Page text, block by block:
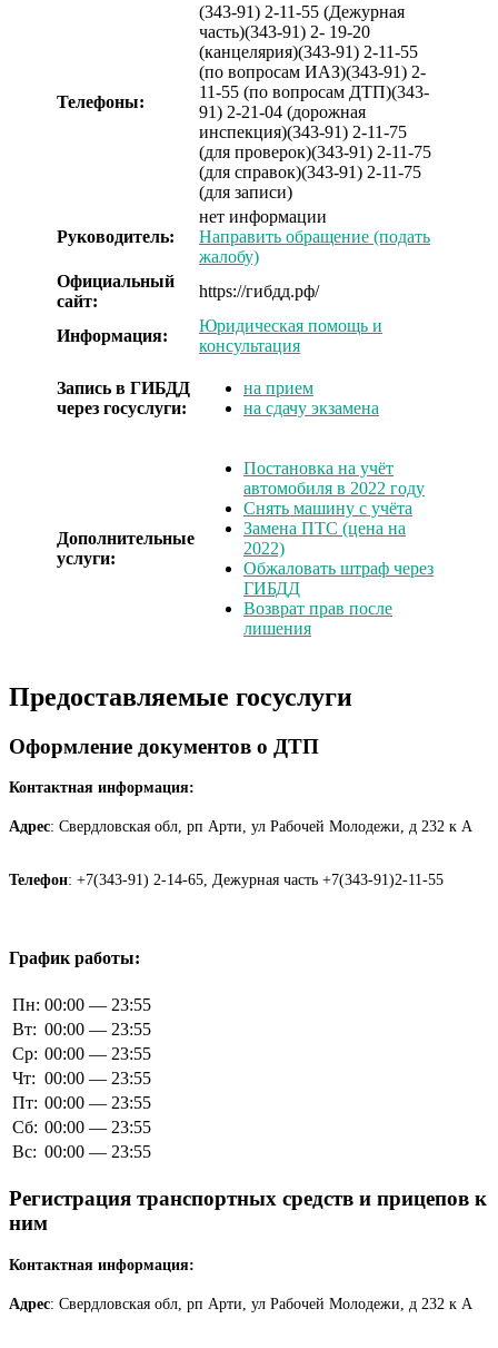
Телефоны:
(343-91) 2-11-55 (Дежурная
часть)(343-91) 2- 19-20
(канцелярия)(343-91) 2-11-55
(по вопросам ИАЗ)(343-91) 2-
11-55 (по вопросам ДТП)(343-
91) 2-21-04 (дорожная
инспекция)(343-91) 2-11-75
(для проверок)(343-91) 2-11-75
(для справок)(343-91) 2-11-75
(для записи)
Руководитель:
нет информации
Направить обращение (подать
жалобу)
Официальный
сайт:
https://гибдд.рф/
Информация:
Юридическая помощь и
консультация
Запись в ГИБДД
через госуслуги:
на прием
на сдачу экзамена
Дополнительные
услуги:
Постановка на учёт
автомобиля в 2022 году
Снять машину с учёта
Замена ПТС (цена на
2022)
Обжаловать штраф через
ГИБДД
Возврат прав после
лишения
Предоставляемые госуслуги
Оформление документов о ДТП
Контактная информация:
Адрес: Свердловская обл, рп Арти, ул Рабочей Молодежи, д 232 к А
Телефон: +7(343-91) 2-14-65, Дежурная часть +7(343-91)2-11-55
График работы:
Пн: 00:00 — 23:55
Вт: 00:00 — 23:55
Ср: 00:00 — 23:55
Чт: 00:00 — 23:55
Пт: 00:00 — 23:55
Сб: 00:00 — 23:55
Вс: 00:00 — 23:55
Регистрация транспортных средств и прицепов к
ним
Контактная информация:
Адрес: Свердловская обл, рп Арти, ул Рабочей Молодежи, д 232 к А